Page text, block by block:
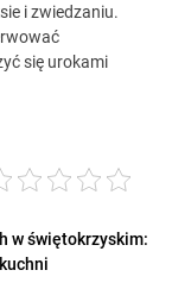
i zwiedzaniu.
się urokami
w świętokrzyskim: